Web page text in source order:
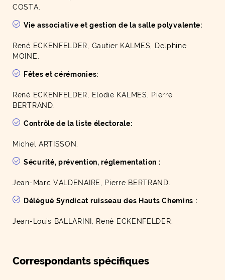
COSTA.
Vie associative et gestion de la salle polyvalente:
René ECKENFELDER, Gautier KALMES, Delphine
MOINE.
Fêtes et cérémonies:
René ECKENFELDER, Elodie KALMES, Pierre
BERTRAND.
Contrôle de la liste électorale:
Michel ARTISSON.
Sécurité, prévention, réglementation :
Jean-Marc VALDENAIRE, Pierre BERTRAND.
Délégué Syndicat ruisseau des Hauts Chemins :
Jean-Louis BALLARINI, René ECKENFELDER.
Correspondants spécifiques